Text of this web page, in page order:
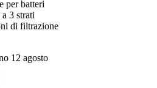
per batteri
a 3 strati
di filtrazione
12 agosto